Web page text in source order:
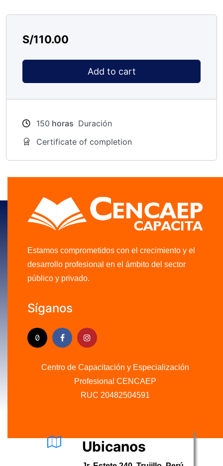
S/110.00
Add to cart
150 horas Duración
Certificate of completion
Estamos comprometidos con el crecimiento y el
desarrollo profesional en el ámbito del sector
público y privado.
Síganos
Centro de Capacitación y Especialización
Profesional CENCAEP
RUC 20482504591
Ubicanos